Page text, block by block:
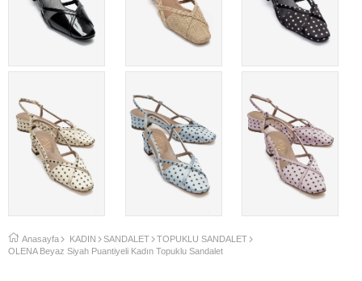
Anasayfa KADIN SANDALET
TOPUKLU SANDALET
OLENA Beyaz Siyah Puantiyeli Kadın Topuklu Sandalet